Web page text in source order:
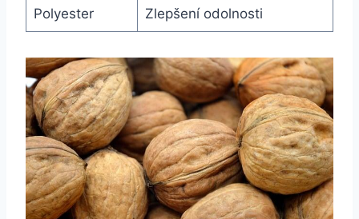
Polyester Zlepšení odolnosti